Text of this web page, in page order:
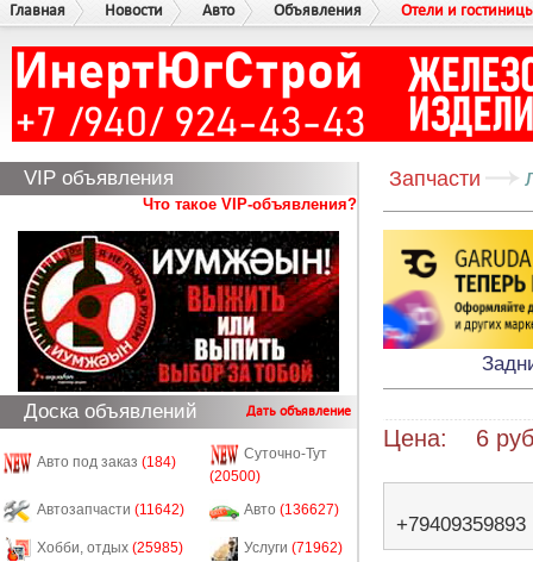
Главная
Новости Авто Объявления Отели и
VIP объявления
Что такое VIP-объявления?
Доска объявлений Дать объявление
Авто под заказ (184)
Суточно-Тут
(20500)
Автозапчасти (11642) Авто (136627)
Хобби, отдых (25985) Услуги (71962)
Запчасти
Цена: 6
+79409359893